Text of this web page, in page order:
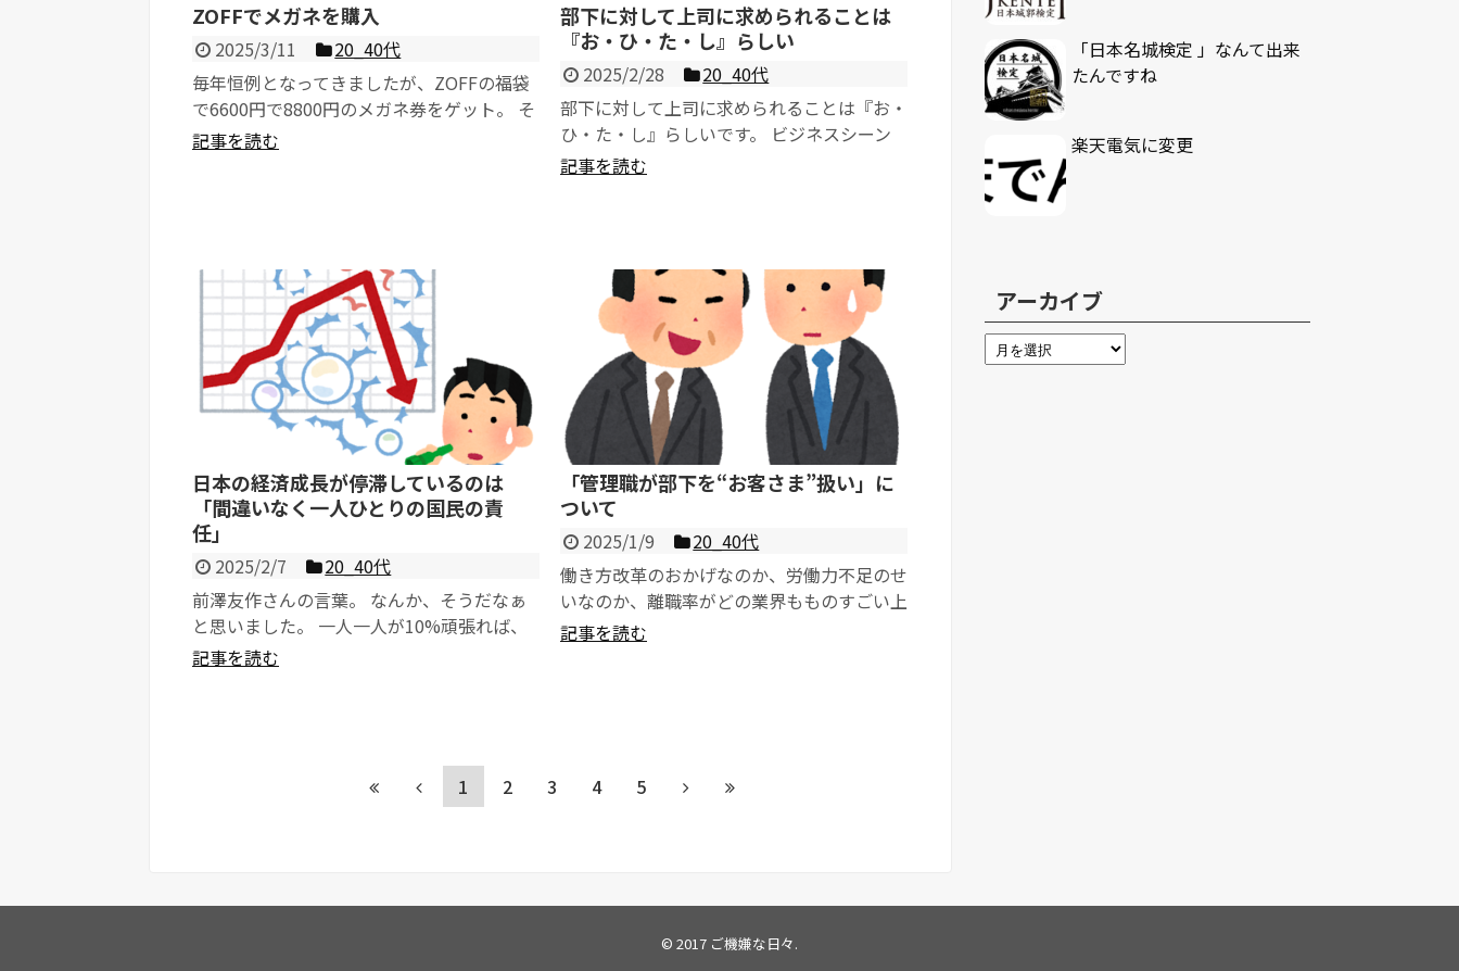
ZOFFでメガネを購入
2025/3/11
20_40代
毎年恒例となってきましたが、ZOFFの福袋
で6600円で8800円のメガネ券をゲット。 そ
の有効期限が2月末だったので、急いで...
記事を読む
部下に対して上司に求められることは
『お・ひ・た・し』らしい
2025/2/28
20_40代
部下に対して上司に求められることは『お・
ひ・た・し』らしいです。 ビジネスシーン
でいわれる『お・ひ・た・し』とは、次の...
記事を読む
日本の経済成長が停滞しているのは
「間違いなく一人ひとりの国民の責
任」
2025/2/7
20_40代
前澤友作さんの言葉。 なんか、そうだなぁ
と思いました。 一人一人が10%頑張れば、
10%成長する。 ...
記事を読む
「管理職が部下を“お客さま”扱い」に
ついて
2025/1/9
20_40代
働き方改革のおかげなのか、労働力不足のせ
いなのか、離職率がどの業界もものすごい上
がっていて、会社は離職率を下げることに必
記事を読む
1 2 3 4 5
「日本名城検定 」なんて出来
たんですね
楽天電気に変更
アーカイブ
© 2017 ご機嫌な日々.